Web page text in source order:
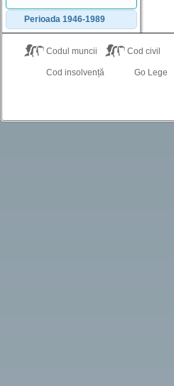
Perioada 1946-1989
Codul muncii Cod civil
Cod insolvență Go Lege